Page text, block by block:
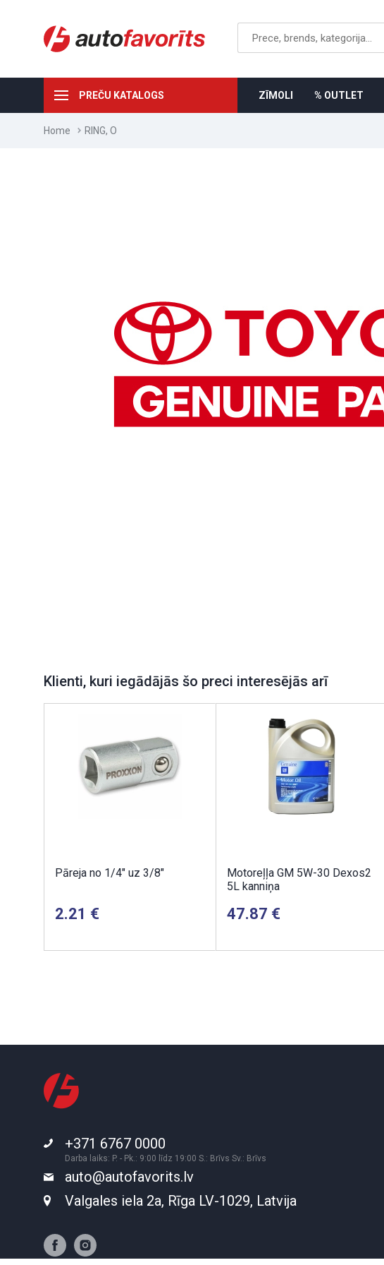
PREČU KATALOGS ZĪMOLI % OUTLET
Home RING, O
Klienti, kuri iegādājās šo preci interesējās arī
Pāreja no 1/4" uz 3/8"
2.21
Motoreļļa GM 5W-30 Dexos2
5L kanniņa
47.87
+371 6767 0000
Darba laiks: P. - Pk.: 9:00 līdz 19:00 S.: Brīvs Sv.: Brīvs
auto@autofavorits.lv
Valgales iela 2a, Rīga LV-1029, Latvija